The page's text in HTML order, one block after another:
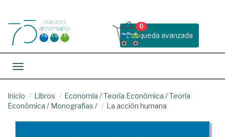
Busqueda avanzada
0
Toggle navigation
Inicio Libros Economía /Teoría Económica /Teoría
Económica / Monografías / La acción humana